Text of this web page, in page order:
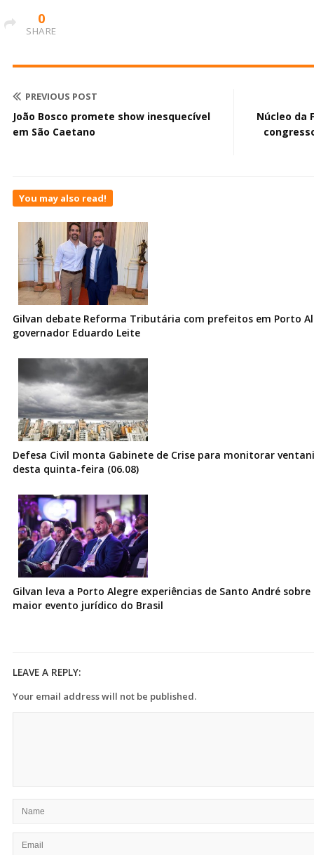
0
SHARE
PREVIOUS POST
João Bosco promete show inesquecível
em São Caetano
Núcleo da
You may also read!
Gilvan debate Reforma Tributária com prefeitos em Porto
governador Eduardo Leite
Defesa Civil monta Gabinete de Crise para monitorar
desta quinta-feira (06.08)
Gilvan leva a Porto Alegre experiências de Santo André
maior evento jurídico do Brasil
LEAVE A REPLY:
Your email address will not be published.